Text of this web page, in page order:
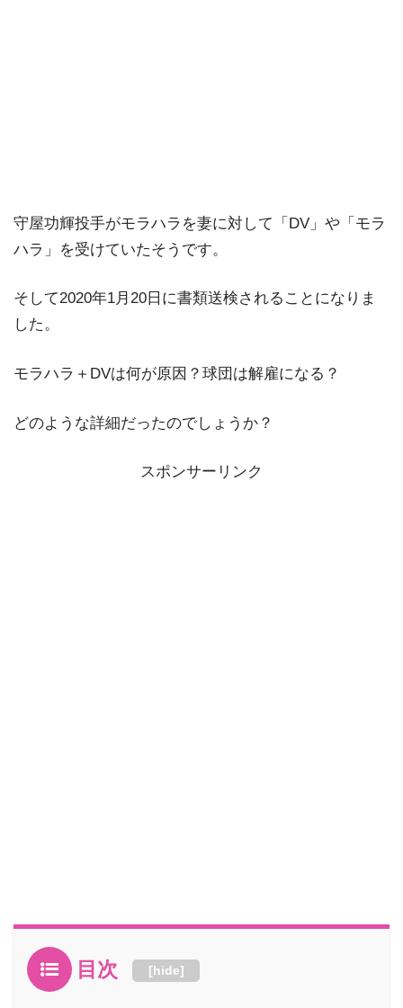
守屋功輝投手がモラハラを妻に対して「DV」や「モラ
ハラ」を受けていたそうです。
そして2020年1月20日に書類送検されることになりま
した。
モラハラ＋DVは何が原因？球団は解雇になる？
どのような詳細だったのでしょうか？
スポンサーリンク
目次 [hide]